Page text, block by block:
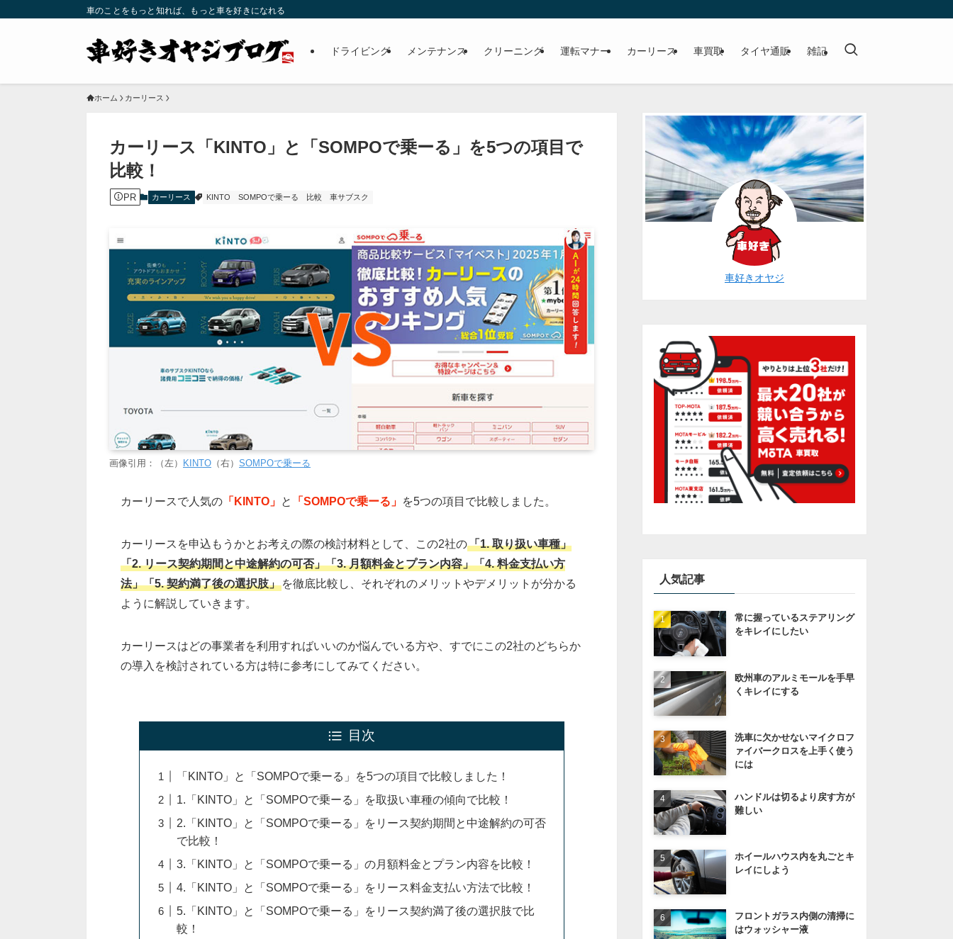
車のことをもっと知れば、もっと車を好きになれる
ドライビング メンテナンス クリーニング 運転マナー カーリース 車買取 タイヤ通販 雑記
ホーム カーリース
カーリース「KINTO」と「SOMPOで乗ーる」を5つの項目で
比較！
PR カーリース KINTO SOMPOで乗ーる 比較 車サブスク
画像引用：（左） KINTO （右） SOMPOで乗ーる
カーリースで人気の 「KINTO」 と 「SOMPOで乗ーる」 を5つの項目で比較しました。
カーリースを申込もうかとお考えの際の検討材料として、この2社の「1. 取り扱い車種」
「2. リース契約期間と中途解約の可否」「3. 月額料金とプラン内容」「4. 料金支払い方
法」「5. 契約満了後の選択肢」 を徹底比較し、それぞれのメリットやデメリットが分かる
ように解説していきます。
カーリースはどの事業者を利用すればいいのか悩んでいる方や、すでにこの2社のどちらか
の導入を検討されている方は特に参考にしてみてください。
目次
「KINTO」と「SOMPOで乗ーる」を5つの項目で比較しました！
1.「KINTO」と「SOMPOで乗ーる」を取扱い車種の傾向で比較！
2.「KINTO」と「SOMPOで乗ーる」をリース契約期間と中途解約の可否
で比較！
3.「KINTO」と「SOMPOで乗ーる」の月額料金とプラン内容を比較！
4.「KINTO」と「SOMPOで乗ーる」をリース料金支払い方法で比較！
5.「KINTO」と「SOMPOで乗ーる」をリース契約満了後の選択肢で比
較！
車好きオヤジ
人気記事
常に握っているステアリング
をキレイにしたい
欧州車のアルミモールを手早
くキレイにする
洗車に欠かせないマイクロフ
ァイバークロスを上手く使う
には
ハンドルは切るより戻す方が
難しい
ホイールハウス内を丸ごとキ
レイにしよう
フロントガラス内側の清掃に
はウォッシャー液